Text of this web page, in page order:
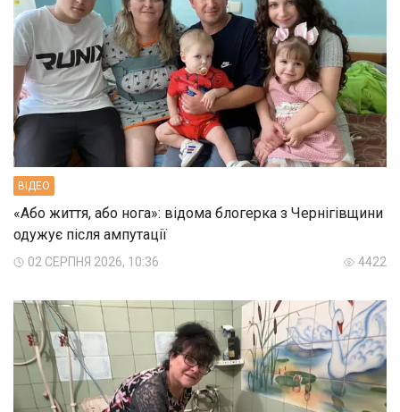
ВIДЕО
«Або життя, або нога»: відома блогерка з Чернігівщини
одужує після ампутації
02 СЕРПНЯ 2026, 10:36 4422